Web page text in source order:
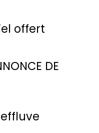
offert
DE